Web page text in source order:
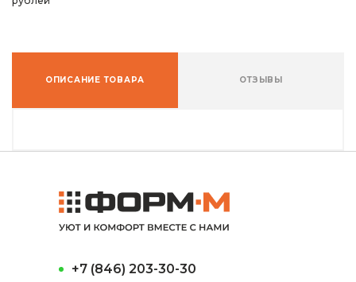
ОПИСАНИЕ ТОВАРА ОТЗЫВЫ
+7 (846) 203-30-30